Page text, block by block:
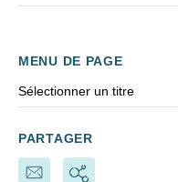
MENU DE PAGE
Sélectionner un titre
PARTAGER